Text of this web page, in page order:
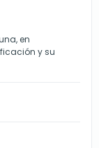
en
y su